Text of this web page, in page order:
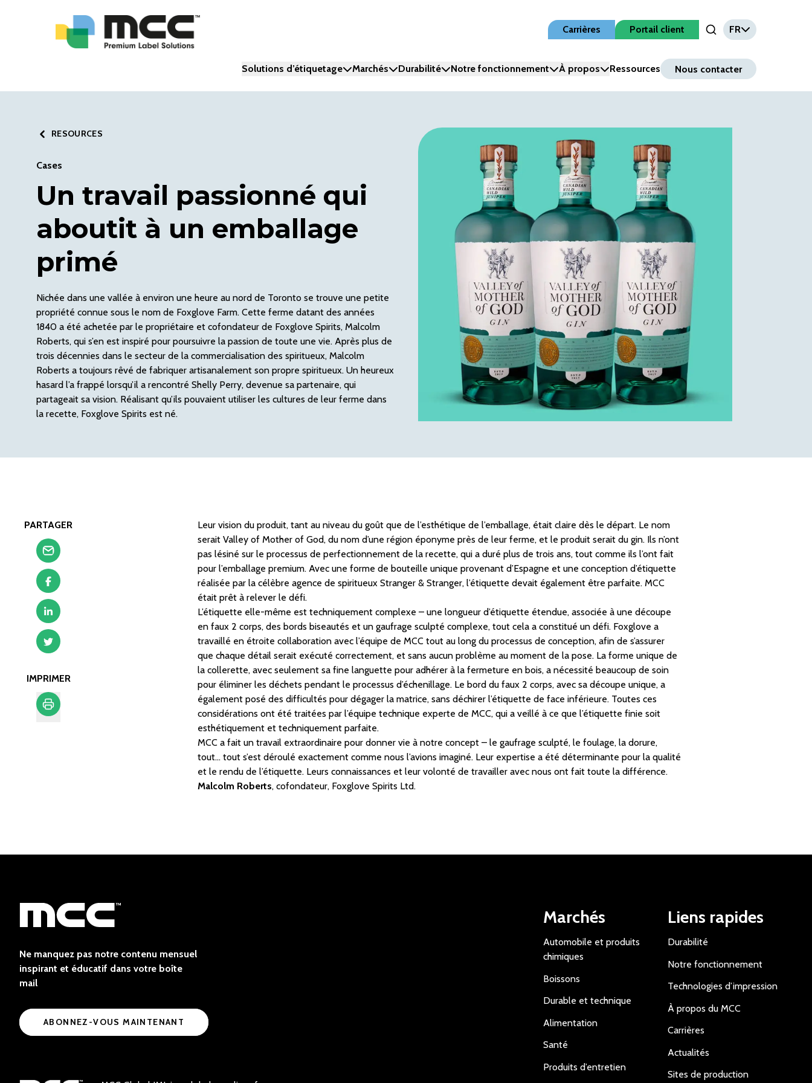
Carrières
Portail client
Open Search Input
FR
Solutions d’étiquetage Marchés Durabilité Notre fonctionnement À propos Ressources Nous contacter
RESOURCES
Cases
Un travail passionné qui
aboutit à un emballage
primé
Nichée dans une vallée à environ une heure au nord de Toronto se trouve une petite
propriété connue sous le nom de Foxglove Farm. Cette ferme datant des années
1840 a été achetée par le propriétaire et cofondateur de Foxglove Spirits, Malcolm
Roberts, qui s’en est inspiré pour poursuivre la passion de toute une vie. Après plus de
trois décennies dans le secteur de la commercialisation des spiritueux, Malcolm
Roberts a toujours rêvé de fabriquer artisanalement son propre spiritueux. Un heureux
hasard l’a frappé lorsqu’il a rencontré Shelly Perry, devenue sa partenaire, qui
partageait sa vision. Réalisant qu’ils pouvaient utiliser les cultures de leur ferme dans
la recette, Foxglove Spirits est né.
PARTAGER
IMPRIMER
Leur vision du produit, tant au niveau du goût que de l’esthétique de l’emballage, était claire dès le départ. Le nom
serait Valley of Mother of God, du nom d’une région éponyme près de leur ferme, et le produit serait du gin. Ils n’ont
pas lésiné sur le processus de perfectionnement de la recette, qui a duré plus de trois ans, tout comme ils l’ont fait
pour l’emballage premium. Avec une forme de bouteille unique provenant d’Espagne et une conception d’étiquette
réalisée par la célèbre agence de spiritueux Stranger & Stranger, l’étiquette devait également être parfaite. MCC
était prêt à relever le défi.
L’étiquette elle-même est techniquement complexe – une longueur d’étiquette étendue, associée à une découpe
en faux 2 corps, des bords biseautés et un gaufrage sculpté complexe, tout cela a constitué un défi. Foxglove a
travaillé en étroite collaboration avec l’équipe de MCC tout au long du processus de conception, afin de s’assurer
que chaque détail serait exécuté correctement, et sans aucun problème au moment de la pose. La forme unique de
la collerette, avec seulement sa fine languette pour adhérer à la fermeture en bois, a nécessité beaucoup de soin
pour éliminer les déchets pendant le processus d’échenillage. Le bord du faux 2 corps, avec sa découpe unique, a
également posé des difficultés pour dégager la matrice, sans déchirer l’étiquette de face inférieure. Toutes ces
considérations ont été traitées par l’équipe technique experte de MCC, qui a veillé à ce que l’étiquette finie soit
esthétiquement et techniquement parfaite.
MCC a fait un travail extraordinaire pour donner vie à notre concept – le gaufrage sculpté, le foulage, la dorure,
tout… tout s’est déroulé exactement comme nous l’avions imaginé. Leur expertise a été déterminante pour la qualité
et le rendu de l’étiquette. Leurs connaissances et leur volonté de travailler avec nous ont fait toute la différence.
Malcolm Roberts, cofondateur, Foxglove Spirits Ltd.
Ne manquez pas notre contenu mensuel
inspirant et éducatif dans votre boîte
mail
ABONNEZ-VOUS MAINTENANT
Marchés
Automobile et produits
chimiques
Boissons
Durable et technique
Alimentation
Santé
Produits d’entretien
Liens rapides
Durabilité
Notre fonctionnement
Technologies d’impression
À propos du MCC
Carrières
Actualités
Sites de production